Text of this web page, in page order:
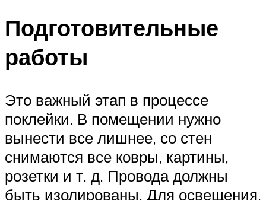
Подготовительные
работы
Это важный этап в процессе
поклейки. В помещении нужно
вынести все лишнее, со стен
снимаются все ковры, картины,
розетки и т. д. Провода должны
быть изолированы. Для освещения,